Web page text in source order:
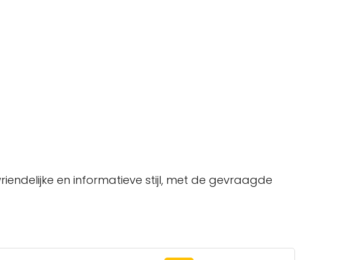
en informatieve stijl, met de gevraagde